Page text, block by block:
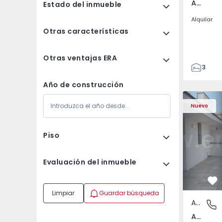
Estado del inmueble
Otras características
Otras ventajas ERA
Año de construcción
Piso
Evaluación del inmueble
Limpiar Guardar búsqueda
Av. Boavista, Porto
Alquilar
3
132
142
2
Nuevo
Apartamento T2
Av.
Apartamento
Av. Boavista, Porto